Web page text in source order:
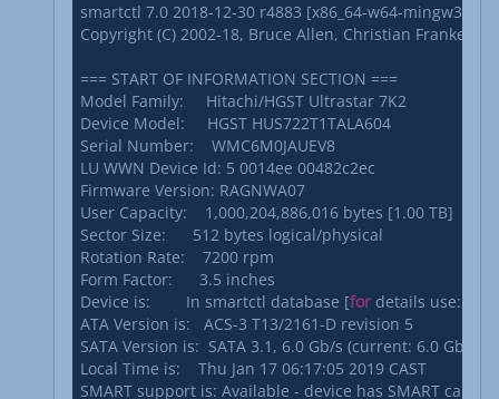
smartctl 7.0 2018-12-30 r4883 [x86_64-w64-mingw32-
Copyright (C) 2002-18, Bruce Allen, Christian Franke,
=== START OF INFORMATION SECTION ===
Model Family:     Hitachi/HGST Ultrastar 7K2
Device Model:     HGST HUS722T1TALA604
Serial Number:    WMC6M0JAUEV8
LU WWN Device Id: 5 0014ee 00482c2ec
Firmware Version: RAGNWA07
User Capacity:    1,000,204,886,016 bytes [1.00 TB]
Sector Size:      512 bytes logical/physical
Rotation Rate:    7200 rpm
Form Factor:      3.5 inches
Device is:        In smartctl database [for details use: -P
ATA Version is:   ACS-3 T13/2161-D revision 5
SATA Version is:  SATA 3.1, 6.0 Gb/s (current: 6.0 Gb/s)
Local Time is:    Thu Jan 17 06:17:05 2019 CAST
SMART support is: Available - device has SMART